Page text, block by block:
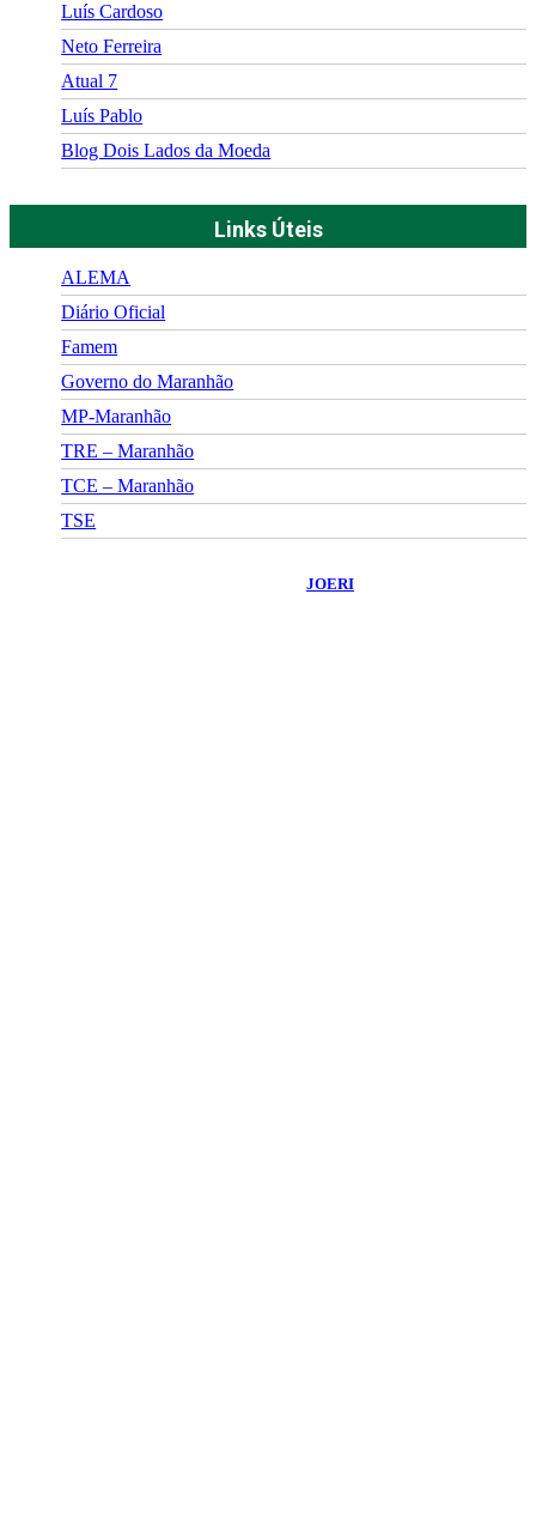
Luís Cardoso
Neto Ferreira
Atual 7
Luís Pablo
Blog Dois Lados da Moeda
Links Úteis
ALEMA
Diário Oficial
Famem
Governo do Maranhão
MP-Maranhão
TRE – Maranhão
TCE – Maranhão
TSE
JOERI